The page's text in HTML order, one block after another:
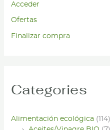
Acceder
Ofertas
Finalizar compra
Categories
Alimentación ecológica (114)